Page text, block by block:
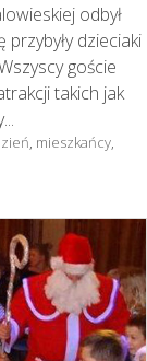
odbył
dzieciaki
goście
takich jak
mieszkańcy